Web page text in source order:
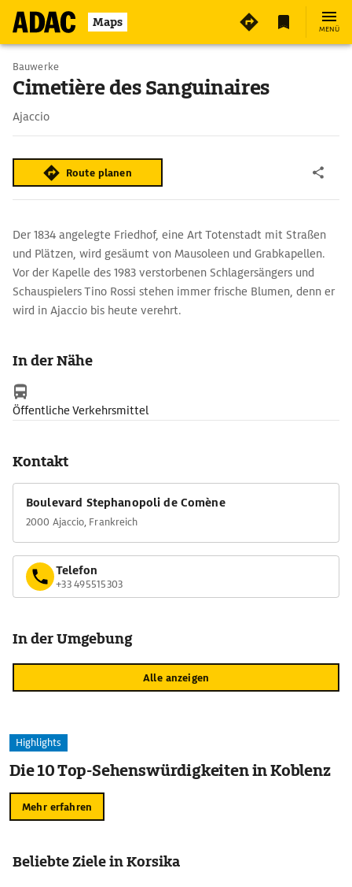
Maps MENÜ
Bauwerke
Cimetière des Sanguinaires
Ajaccio
Route planen
Der 1834 angelegte Friedhof, eine Art Totenstadt mit Straßen
und Plätzen, wird gesäumt von Mausoleen und Grabkapellen.
Vor der Kapelle des 1983 verstorbenen Schlagersängers und
Schauspielers Tino Rossi stehen immer frische Blumen, denn er
wird in Ajaccio bis heute verehrt.
In der Nähe
Öffentliche Verkehrsmittel
Kontakt
Boulevard Stephanopoli de Comène
2000 Ajaccio, Frankreich
Telefon
+33 495515303
In der Umgebung
Alle anzeigen
Highlights
Die 10 Top-Sehenswürdigkeiten in Koblenz
Mehr erfahren
Beliebte Ziele in Korsika